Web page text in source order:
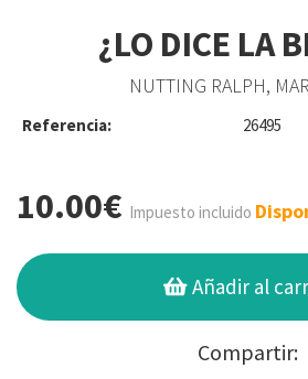
¿LO DICE LA
NUTTING RALPH,
Referencia: 26495
10.00€ Impuesto incluido
Añadir al
Compartir: